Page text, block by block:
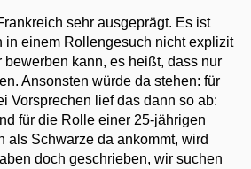
sehr ausgeprägt. Es ist
in einem Rollengesuch nicht explizit
bewerben kann, es heißt, dass nur
Ansonsten würde da stehen: für
Vorsprechen lief das dann so ab:
für die Rolle einer 25-jährigen
als Schwarze da ankommt, wird
doch geschrieben, wir suchen